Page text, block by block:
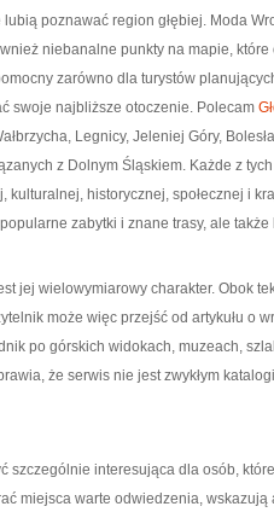
poznawać region głębiej. Moda
niebanalne punkty na mapie,
zarówno dla turystów
swoje najbliższe otoczenie. Polecam
Legnicy, Jeleniej Góry,
z Dolnym Śląskiem. Każde z
kulturalnej, historycznej, społecznej i
zabytki i znane trasy, ale
jej wielowymiarowy charakter. Obok
może więc przejść od artykułu o
po górskich widokach, muzeach,
że serwis nie jest zwykłym
szczególnie interesująca dla osób,
miejsca warte odwiedzenia,